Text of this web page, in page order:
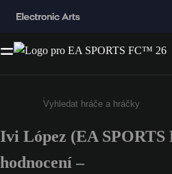
Enter a minimum of 3
Ivi López (EA
hodnocení –